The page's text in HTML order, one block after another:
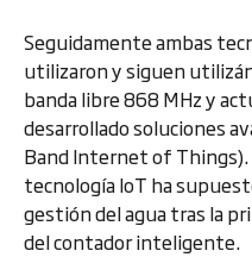
Seguidamente ambas
utilizaron y siguen
banda libre 868 MHz y
desarrollado soluciones
Band Internet of
tecnología IoT ha
gestión del agua tras la
del contador inteligente.